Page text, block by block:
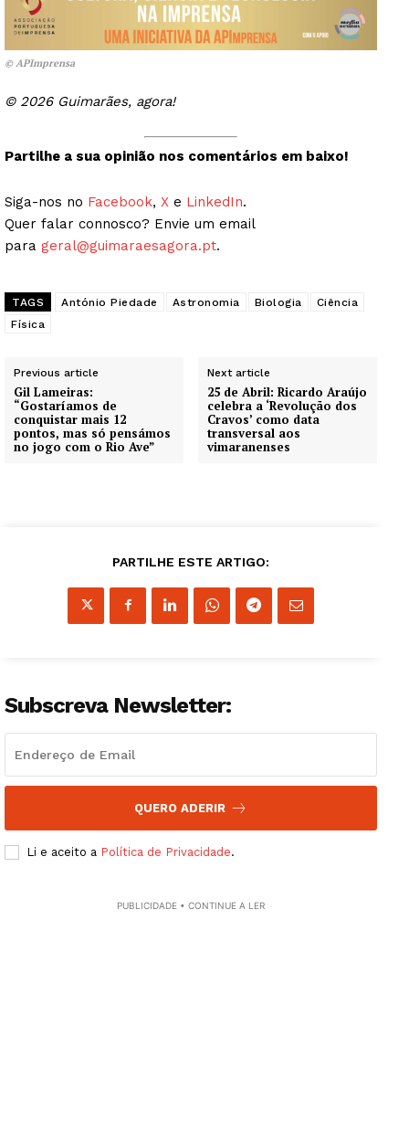
Institucional
Artigos
Europa
Publicidade
© APImprensa
© 2026 Guimarães, agora!
Partilhe a sua opinião nos comentários em baixo!
Siga-nos no Facebook, X e LinkedIn.
Quer falar connosco? Envie um email
para geral@guimaraesagora.pt.
TAGS António Piedade Astronomia Biologia
Ciência
Física
Previous article
Gil Lameiras:
“Gostaríamos de
conquistar mais 12
pontos, mas só pensámos
no jogo com o Rio Ave”
Next article
25 de Abril: Ricardo Araújo
celebra a ‘Revolução dos
Cravos’ como data
transversal aos
vimaranenses
PARTILHE ESTE ARTIGO:
Subscreva Newsletter:
QUERO ADERIR
Li e aceito a Política de Privacidade.
PUBLICIDADE • CONTINUE A LER